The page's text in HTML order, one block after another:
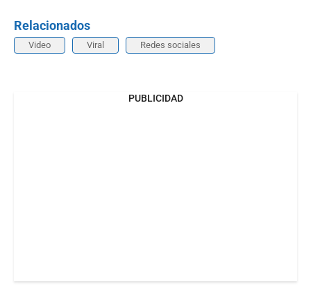
Relacionados
Video Viral Redes sociales
PUBLICIDAD